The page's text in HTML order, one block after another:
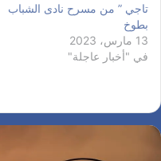
تاجي ” من مسرح نادى الشباب
بطوخ
13 مارس، 2023
في "أخبار عاجلة"